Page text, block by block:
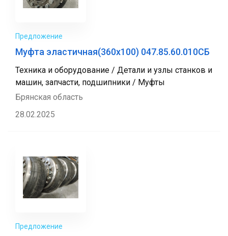
Предложение
Муфта эластичная(360x100) 047.85.60.010СБ
Техника и оборудование / Детали и узлы станков и
машин, запчасти, подшипники / Муфты
Брянская область
28.02.2025
Предложение